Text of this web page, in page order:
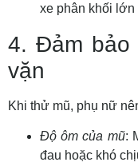
xe phân khối lớn
4. Đảm
vặn
Khi thử mũ, phụ nữ
Độ ôm của mũ:
đau hoặc khó